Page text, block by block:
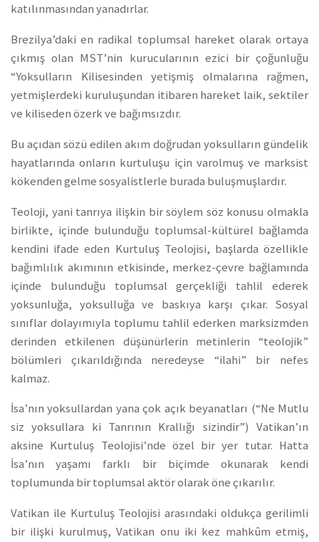
katılınmasından yanadırlar.
Brezilya’daki en radikal toplumsal hareket olarak ortaya
çıkmış olan MST’nin kurucularının ezici bir çoğunluğu
“Yoksulların Kilisesinden yetişmiş olmalarına rağmen,
yetmişlerdeki kuruluşundan itibaren hareket laik, sektiler
ve kiliseden özerk ve bağımsızdır.
Bu açıdan sözü edilen akım doğrudan yoksulların gündelik
hayatlarında onların kurtuluşu için varolmuş ve marksist
kökenden gelme sosyalistlerle burada buluşmuşlardır.
Teoloji, yani tanrıya ilişkin bir söylem söz konusu olmakla
birlikte, içinde bulunduğu toplumsal-kültürel bağlamda
kendini ifade eden Kurtuluş Teolojisi, başlarda özellikle
bağımlılık akımının etkisinde, merkez-çevre bağlamında
içinde bulunduğu toplumsal gerçekliği tahlil ederek
yoksunluğa, yoksulluğa ve baskıya karşı çıkar. Sosyal
sınıflar dolayımıyla toplumu tahlil ederken marksizmden
derinden etkilenen düşünürlerin metinlerin “teolojik”
bölümleri çıkarıldığında neredeyse “ilahi” bir nefes
kalmaz.
İsa’nın yoksullardan yana çok açık beyanatları (“Ne Mutlu
siz yoksullara ki Tanrının Krallığı sizindir”) Vatikan’ın
aksine Kurtuluş Teolojisi’nde özel bir yer tutar. Hatta
İsa’nın yaşamı farklı bir biçimde okunarak kendi
toplumunda bir toplumsal aktör olarak öne çıkarılır.
Vatikan ile Kurtuluş Teolojisi arasındaki oldukça gerilimli
bir ilişki kurulmuş, Vatikan onu iki kez mahkûm etmiş,